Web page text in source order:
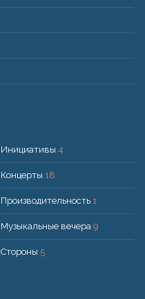
Инициативы 4
Концерты 18
Производительность 1
Музыкальные вечера 9
Стороны 5